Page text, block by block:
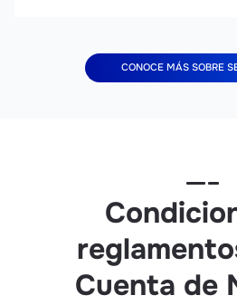
CONOCE MÁS SOBRE
Cuenta de